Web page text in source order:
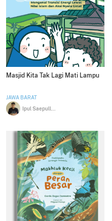
Masjid Kita Tak Lagi Mati Lampu
JAWA BARAT